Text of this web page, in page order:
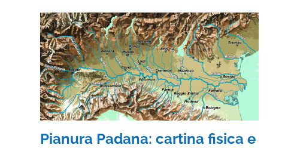
Pianura Padana: cartina fisica e